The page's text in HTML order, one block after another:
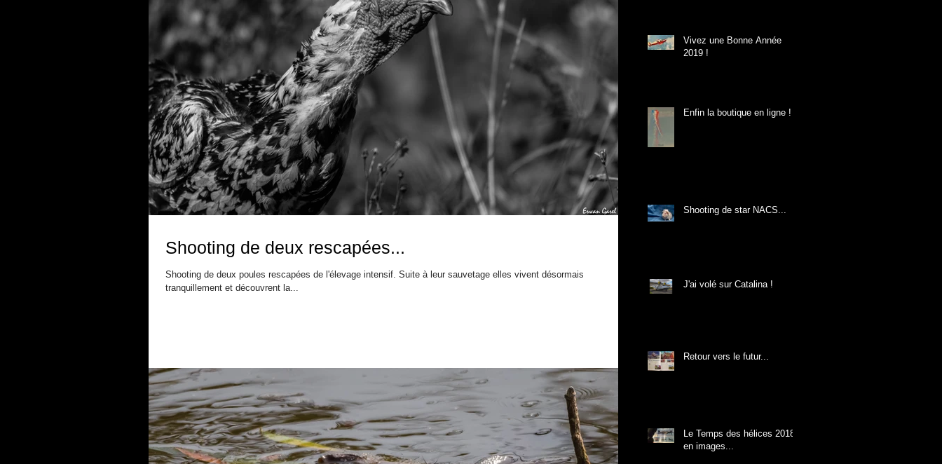
Shooting de deux rescapées...
Shooting de deux poules rescapées de l'élevage intensif. Suite à leur sauvetage elles vivent désormais
tranquillement et découvrent la...
Vivez une Bonne Année
2019 !
Enfin la boutique en ligne !
Shooting de star NACS...
J'ai volé sur Catalina !
Retour vers le futur...
Le Temps des hélices 2018
en images...